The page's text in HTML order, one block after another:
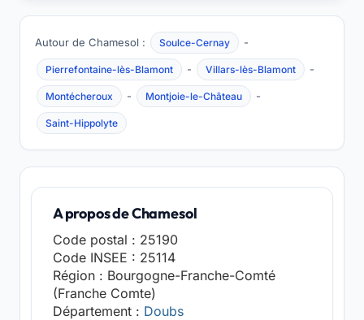
Autour de Chamesol : Soulce-Cernay -
Pierrefontaine-lès-Blamont - Villars-lès-Blamont -
Montécheroux - Montjoie-le-Château -
Saint-Hippolyte
A propos de Chamesol
Code postal : 25190
Code INSEE : 25114
Région : Bourgogne-Franche-Comté
(Franche Comte)
Département : Doubs